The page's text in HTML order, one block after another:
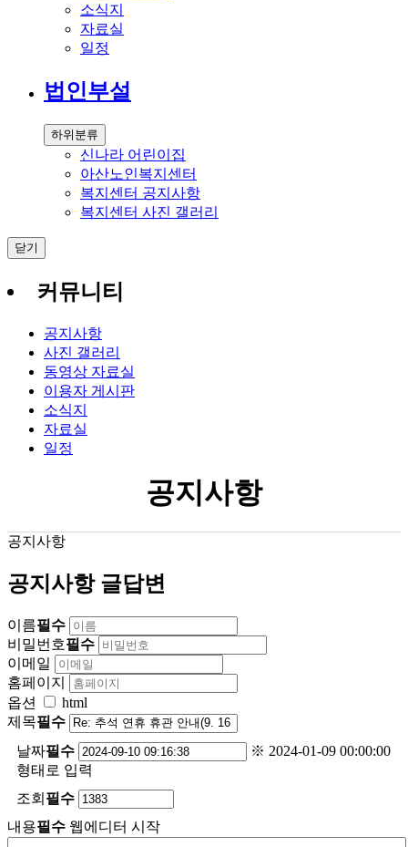
소식지
자료실
일정
법인부설
하위분류
신나라 어린이집
아산노인복지센터
복지센터 공지사항
복지센터 사진 갤러리
닫기
커뮤니티
공지사항
사진 갤러리
동영상 자료실
이용자 게시판
소식지
자료실
일정
공지사항
공지사항
공지사항 글답변
이름필수
비밀번호필수
이메일
홈페이지
옵션
html
제목필수
날짜필수
※ 2024-01-09 00:00:00
형태로 입력
조회 필수
내용필수 웹에디터 시작